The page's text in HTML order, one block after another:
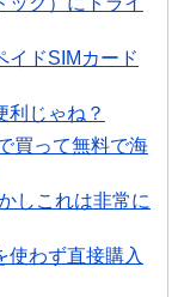
イドSIMカード
利じゃね？
買って無料で海
しこれは非常に
使わず直接購入